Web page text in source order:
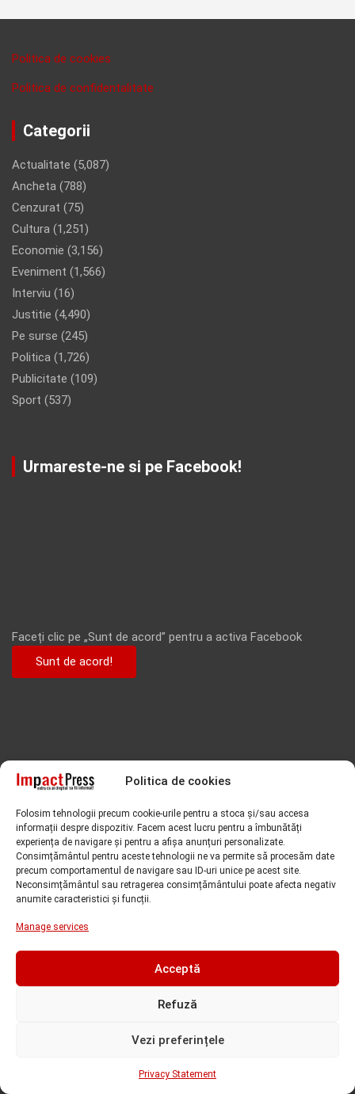
Politica de cookies
Folosim tehnologii precum cookie-urile pentru a stoca și/sau accesa
informații despre dispozitiv. Facem acest lucru pentru a îmbunătăți
experiența de navigare și pentru a afișa anunțuri personalizate.
Consimțământul pentru aceste tehnologii ne va permite să procesăm date
precum comportamentul de navigare sau ID-uri unice pe acest site.
Neconsimțământul sau retragerea consimțământului poate afecta negativ
anumite caracteristici și funcții.
Manage services
Acceptă
Refuză
Vezi preferințele
Privacy Statement
Politica de cookies
Politica de confidentalitate
Categorii
Actualitate (5,087)
Ancheta (788)
Cenzurat (75)
Cultura (1,251)
Economie (3,156)
Eveniment (1,566)
Interviu (16)
Justitie (4,490)
Pe surse (245)
Politica (1,726)
Publicitate (109)
Sport (537)
Urmareste-ne si pe Facebook!
Faceți clic pe „Sunt de acord” pentru a activa Facebook
Sunt de acord!
Subiecte căutate de cititori
accident Adriana Stoicescu Alfred Simonis
analiza valutara
Cornel Samartinean Covid-19
deces demisie
Dominic Fritz dosar penal